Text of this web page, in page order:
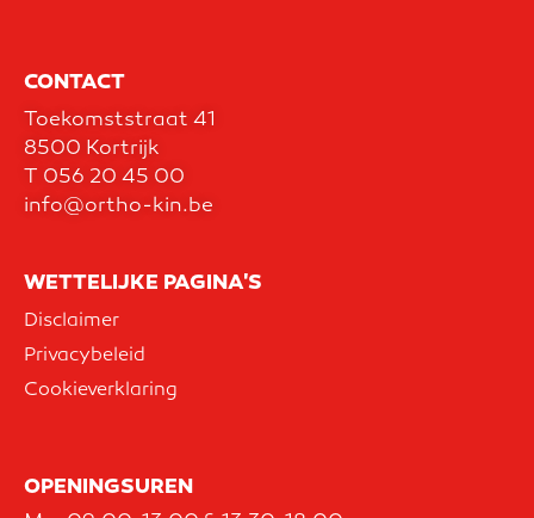
CONTACT
Toekomststraat 41
8500 Kortrijk
T 056 20 45 00
info@ortho-kin.be
WETTELIJKE PAGINA'S
Disclaimer
Privacybeleid
Cookieverklaring
OPENINGSUREN